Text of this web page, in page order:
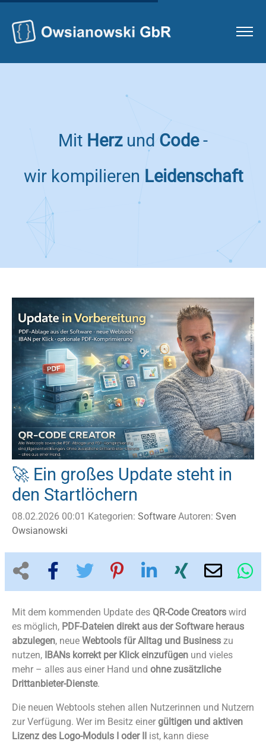
Mit Herz und Code -
wir kompilieren Leidenschaft
🚀 Ein großes Update steht in
den Startlöchern
08.02.2026 00:01 Kategorien: Software Autoren: Sven
Owsianowski
Mit dem kommenden Update des QR-Code Creators wird
es möglich, PDF-Dateien direkt aus der Software heraus
abzulegen, neue Webtools für Alltag und Business zu
nutzen, IBANs korrekt per Klick einzufügen und vieles
mehr – alles aus einer Hand und ohne zusätzliche
Drittanbieter-Dienste.
Die neuen Webtools stehen allen Nutzerinnen und Nutzern
zur Verfügung. Wer im Besitz einer gültigen und aktiven
Lizenz des Logo-Moduls I oder II ist, kann diese